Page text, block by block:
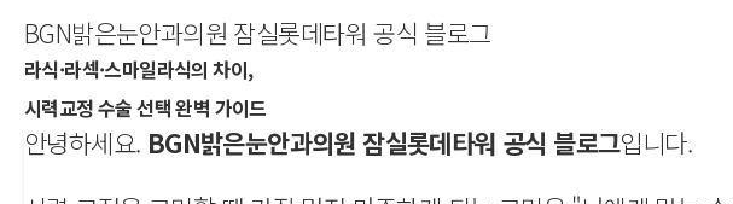
BGN밝은눈안과의원 잠실롯데타워 공식 블로그
라식·라섹·스마일라식의 차이,
시력교정 수술 선택 완벽 가이드
안녕하세요. BGN밝은눈안과의원 잠실롯데타워 공식 블로그입니다.